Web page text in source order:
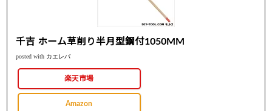
千吉 ホーム草削り半月型鋼付1050MM
posted with カエレバ
楽天市場
Amazon